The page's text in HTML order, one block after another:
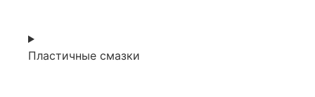
Пластичные смазки